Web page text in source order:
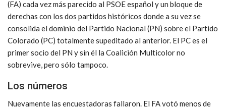
(FA) cada vez más parecido al PSOE español y un bloque de
derechas con los dos partidos históricos donde a su vez se
consolida el dominio del Partido Nacional (PN) sobre el Partido
Colorado (PC) totalmente supeditado al anterior. El PC es el
primer socio del PN y sin él la Coalición Multicolor no
sobrevive, pero sólo tampoco.
Los números
Nuevamente las encuestadoras fallaron. El FA votó menos de